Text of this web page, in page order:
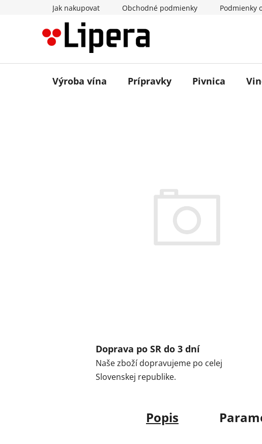
Jak nakupovat Obchodné podmienky Podmienky
Výroba vína Prípravky Pivnica
Doprava po SR do 3 dní
Naše zboží dopravujeme po celej
Slovenskej republike.
Popis